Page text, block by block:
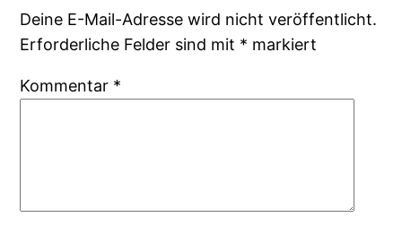
Deine E-Mail-Adresse wird nicht veröffentlicht.
Erforderliche Felder sind mit * markiert
Kommentar *